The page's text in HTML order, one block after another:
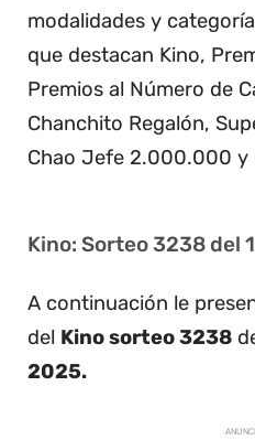
modalidades y
que destacan Kino,
Premios al Número de
Chanchito Regalón,
Chao Jefe 2.000.000
Kino: Sorteo 3238 del
A continuación le
del Kino sorteo 3238
2025.